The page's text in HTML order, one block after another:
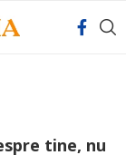
tine, nu